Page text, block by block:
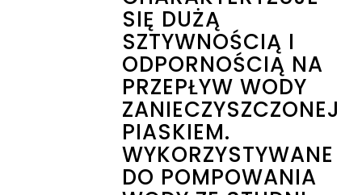
SIĘ DUŻĄ
SZTYWNOŚCIĄ I
ODPORNOŚCIĄ NA
PRZEPŁYW WODY
ZANIECZYSZCZONEJ
PIASKIEM.
WYKORZYSTYWANE
DO POMPOWANIA